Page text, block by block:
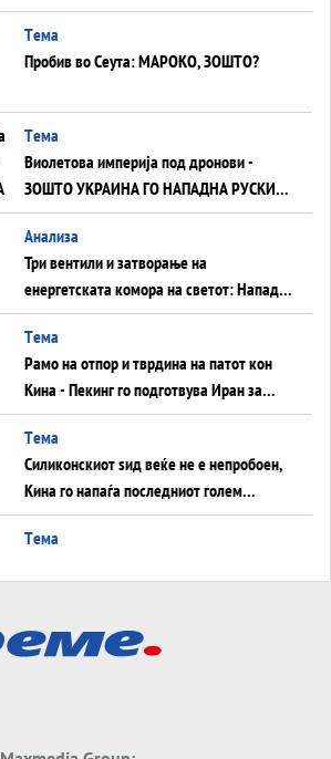
Германија до Црното Море...
Tема
Пробив во Сеута: МАРОКО, ЗОШТО?
Tема
Виолетова империја под дронови -
ЗОШТО УКРАИНА ГО НАПАДНА РУСКИОТ
WILDBERRIES
Aнализа
Три вентили и затворање на
енергетската комора на светот: Нападот
во Суец најавува глобален енергетски
инфаркт?
Tема
Рамо на отпор и тврдина на патот кон
Кина - Пекинг го подготвува Иран за
американска копнена инвазија
Tема
Силиконскиот ѕид веќе не е непробоен,
Кина го напаѓа последниот голем
монопол на Западот?
Tема
Tема
ДЛАБОКО УДОЛУ: Сметководствените